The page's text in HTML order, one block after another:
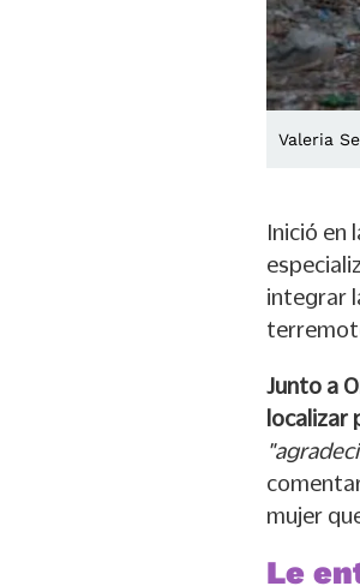
Valeria
Inició en
integrar
Junto a
localizar
mujer
Le